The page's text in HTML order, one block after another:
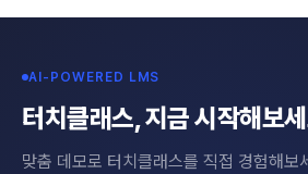
AI-POWERED LMS
터치클래스, 지금 시작해보
맞춤 데모로 터치클래스를 직접 경험해보